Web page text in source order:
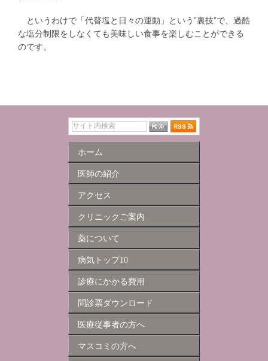
というわけで「代替塩と日々の運動」という”裏技”で、過酷
な塩分制限をしなくても美味しい食事を楽しむことができる
のです。
ホーム
医師の紹介
アクセス
クリニックご案内
薬について
病気トップ10
診療にかかる費用
問診票ダウンロード
医療従事者の方へ
マスコミの方へ